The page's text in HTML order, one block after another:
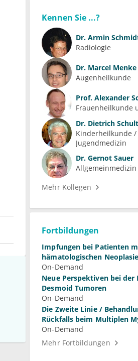
Kennen Sie ...?
Dr. Armin
Radiologie
Dr. Marcel Menke
Augenheilkunde
Prof. Alexander
Frauenheilkunde
Dr. Dietrich
Kinderheilkunde
Jugendmedizin
Dr. Gernot Sauer
Allgemeinmedizin
Mehr Kollegen
Fortbildungen
Impfungen bei Patienten
hämatologischen
Myelom
On-Demand
Neue Perspektiven bei der
Desmoid Tumoren
On-Demand
Die Zweite Linie /
Rückfalls beim Multiplen
On-Demand
Mehr Fortbildungen